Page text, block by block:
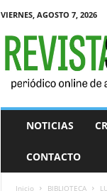
VIERNES, AGOSTO 7, 2026
NOTICIAS
CONTACTO
Inicio BIBLIOTECA